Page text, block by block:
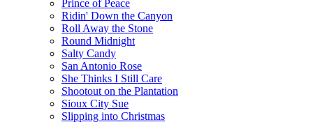
Prince of Peace
Ridin' Down the Canyon
Roll Away the Stone
Round Midnight
Salty Candy
San Antonio Rose
She Thinks I Still Care
Shootout on the Plantation
Sioux City Sue
Slipping into Christmas